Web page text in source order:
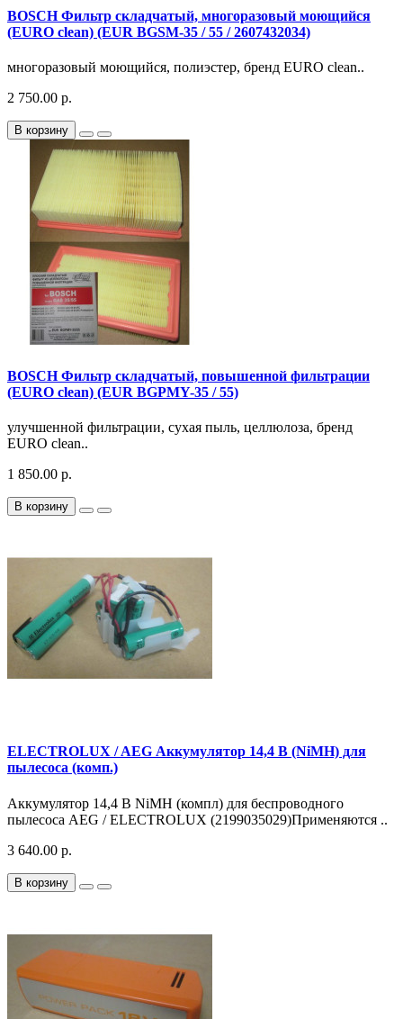
BOSCH Фильтр складчатый, многоразовый моющийся
(EURO clean) (EUR BGSM-35 / 55 / 2607432034)
многоразовый моющийся, полиэстер, бренд EURO clean..
2 750.00 р.
В корзину
BOSCH Фильтр складчатый, повышенной фильтрации
(EURO clean) (EUR BGPMY-35 / 55)
улучшенной фильтрации, сухая пыль, целлюлоза, бренд
EURO clean..
1 850.00 р.
В корзину
ELECTROLUX / AEG Аккумулятор 14,4 В (NiMH) для
пылесоса (комп.)
Аккумулятор 14,4 В NiMH (компл) для беспроводного
пылесоса AEG / ELECTROLUX (2199035029)Применяются ..
3 640.00 р.
В корзину